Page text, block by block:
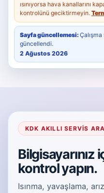
ısınıyorsa hava kanallarını
kontrolünü geciktirmeyin.
Sayfa güncellemesi:
güncellendi.
2 Ağustos 2026
KDK AKILLI SERVIS
Bilgisayarınız
kontrol yapın.
Isınma, yavaşlama,